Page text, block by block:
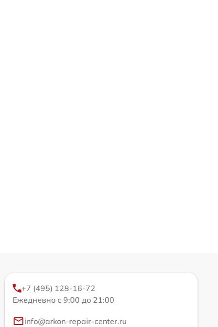
+7 (495) 128-16-72
Ежедневно с 9:00 до 21:00
info@arkon-repair-center.ru